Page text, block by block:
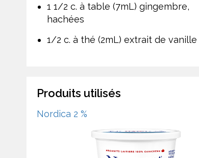
1 1/2 c. à table (7mL) gingembre,
hachées
1/2 c. à thé (2mL) extrait de vanille
Produits utilisés
Nordica 2 %